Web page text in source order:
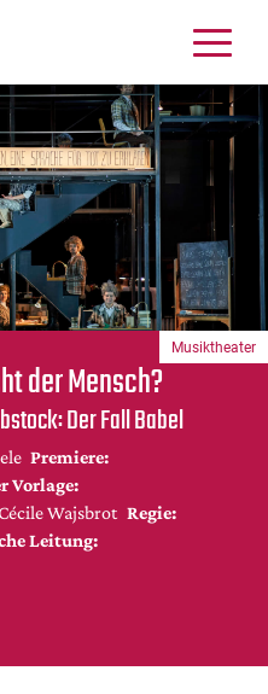
der Mensch?
Der Fall Babel
Premiere:
Vorlage:
Wajsbrot Regie:
Leitung:
Musiktheater